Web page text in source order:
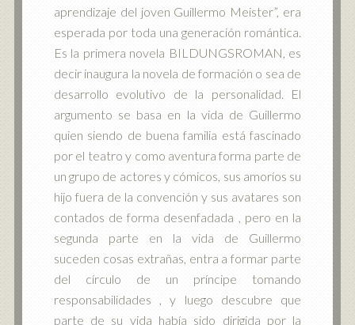
aprendizaje del joven Guillermo Meister”, era
esperada por toda una generación romántica.
Es la primera novela BILDUNGSROMAN, es
decir inaugura la novela de formación o sea de
desarrollo evolutivo de la personalidad. El
argumento se basa en la vida de Guillermo
quien siendo de buena familia está fascinado
por el teatro y como aventura forma parte de
un grupo de actores y cómicos, sus amoríos su
hijo fuera de la convención y sus avatares son
contados de forma desenfadada , pero en la
segunda parte en la vida de Guillermo
suceden cosas extrañas, entra a formar parte
del círculo de un príncipe tomando
responsabilidades , y luego descubre que
parte de su vida había sido dirigida por la